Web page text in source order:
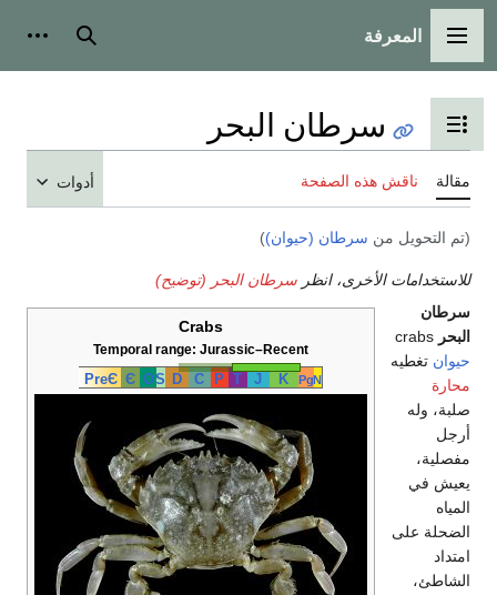
القائمة الرئيسية
المعرفة بحث
تبديل عرض جدول المحتويات
سرطان البحر
مقالة ناقش هذه الصفحة أدوات
(تم التحويل من سرطان (حيوان))
للاستخدامات الأخرى، انظر سرطان البحر (توضيح)
Crabs
Temporal range: Jurassic–Recent
PreЄ Є OS D C P T J K PgN
سرطان
البحر
حيوان تغطيه
محارة
صلبة، وله
أرجل
مفصلية،
يعيش في
المياه
الضحلة على
امتداد
الشاطئ،